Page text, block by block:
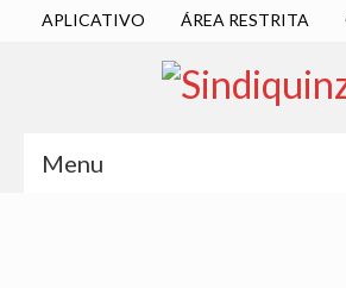
APLICATIVO ÁREA RESTRITA
Menu